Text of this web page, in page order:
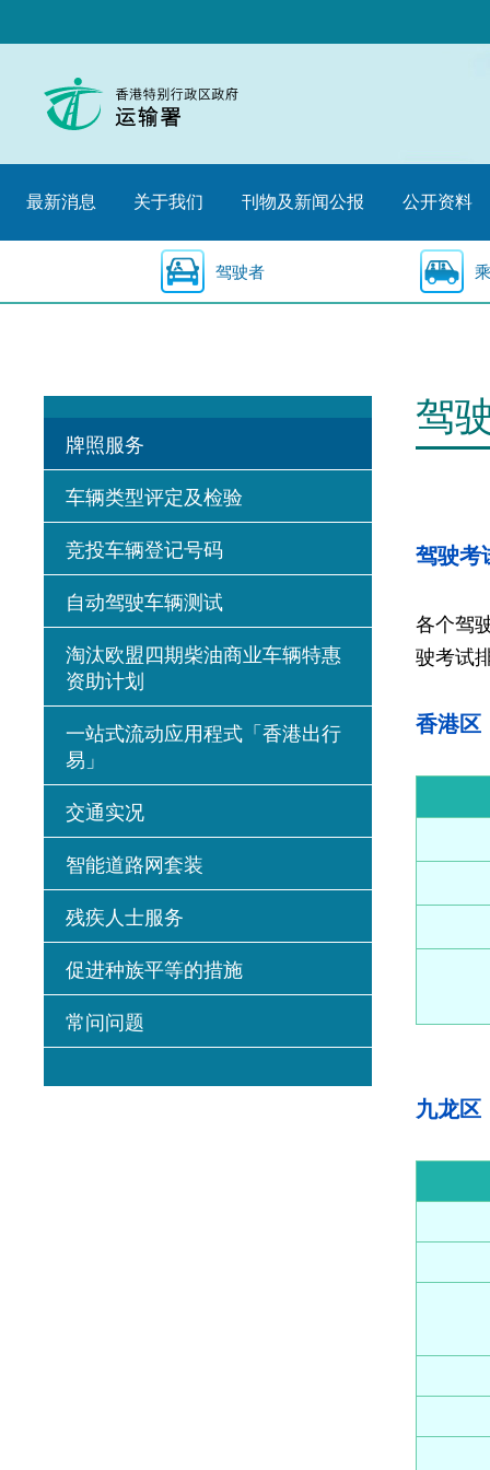
至
始
最新消息 关于我们 刊物及新闻公报 公开资料
驾驶者
牌照服务
车辆类型评定及检验
竞投车辆登记号码
自动驾驶车辆测试
淘汰欧盟四期柴油商业车辆特惠
资助计划
一站式流动应用程式「香港出行
易」
交通实况
智能道路网套装
残疾人士服务
促进种族平等的措施
常问问题
驾
驾驶考
各个驾
驶考试
香港区
九龙区